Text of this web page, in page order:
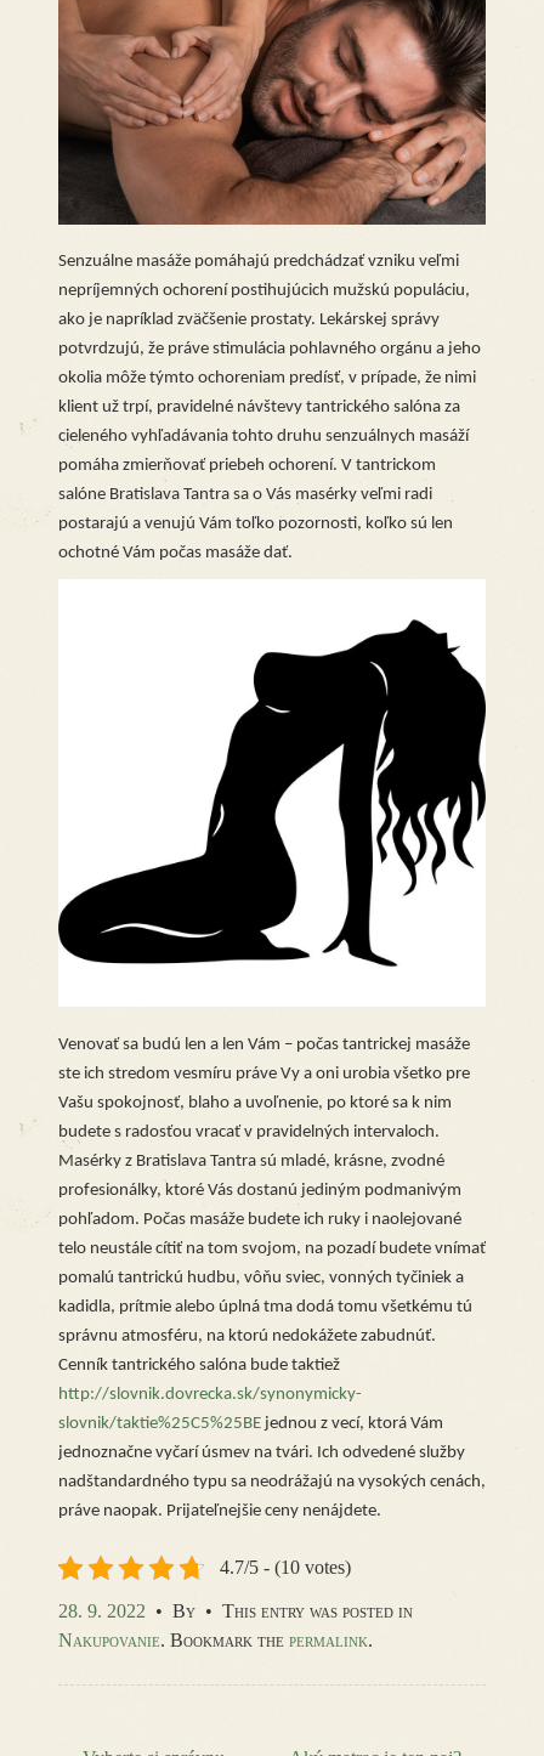
Senzuálne masáže pomáhajú predchádzať vzniku veľmi
nepríjemných ochorení postihujúcich mužskú populáciu,
ako je napríklad zväčšenie prostaty. Lekárskej správy
potvrdzujú, že práve stimulácia pohlavného orgánu a jeho
okolia môže týmto ochoreniam predísť, v prípade, že nimi
klient už trpí, pravidelné návštevy tantrického salóna za
cieleného vyhľadávania tohto druhu senzuálnych masáží
pomáha zmierňovať priebeh ochorení. V tantrickom
salóne Bratislava Tantra sa o Vás masérky veľmi radi
postarajú a venujú Vám toľko pozornosti, koľko sú len
ochotné Vám počas masáže dať.
Venovať sa budú len a len Vám – počas tantrickej masáže
ste ich stredom vesmíru práve Vy a oni urobia všetko pre
Vašu spokojnosť, blaho a uvoľnenie, po ktoré sa k nim
budete s radosťou vracať v pravidelných intervaloch.
Masérky z Bratislava Tantra sú mladé, krásne, zvodné
profesionálky, ktoré Vás dostanú jediným podmanivým
pohľadom. Počas masáže budete ich ruky i naolejované
telo neustále cítiť na tom svojom, na pozadí budete vnímať
pomalú tantrickú hudbu, vôňu sviec, vonných tyčiniek a
kadidla, prítmie alebo úplná tma dodá tomu všetkému tú
správnu atmosféru, na ktorú nedokážete zabudnúť.
Cenník tantrického salóna bude taktiež
http://slovnik.dovrecka.sk/synonymicky-
slovnik/taktie%25C5%25BE jednou z vecí, ktorá Vám
jednoznačne vyčarí úsmev na tvári. Ich odvedené služby
nadštandardného typu sa neodrážajú na vysokých cenách,
práve naopak. Prijateľnejšie ceny nenájdete.
4.7/5 - (10 votes)
28. 9. 2022 • By • This entry was posted in
Nakupovanie. Bookmark the permalink.